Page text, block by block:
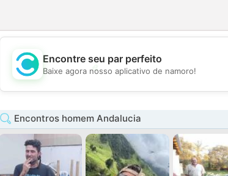
💖
Encontre seu par perfeito
Baixe agora nosso aplicativo de namoro!
Encontros homem Andalucia